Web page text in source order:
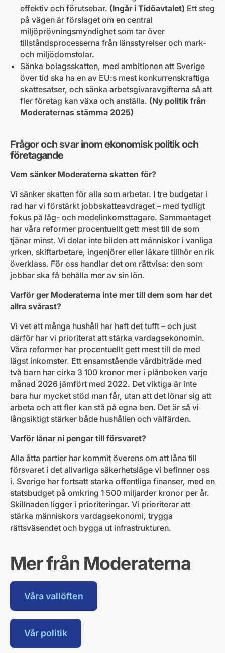
effektiv och förutsebar. (Ingår i Tidöavtalet) Ett steg
på vägen är förslaget om en central
miljöprövningsmyndighet som tar över
tillståndsprocesserna från länsstyrelser och mark-
och miljödomstolar.
Sänka bolagsskatten, med ambitionen att Sverige
över tid ska ha en av EU:s mest konkurrenskraftiga
skattesatser, och sänka arbetsgivaravgifterna så att
fler företag kan växa och anställa. (Ny politik från
Moderaternas stämma 2025)
Frågor och svar inom ekonomisk politik och
företagande
Vem sänker Moderaterna skatten för?
Vi sänker skatten för alla som arbetar. I tre budgetar i
rad har vi förstärkt jobbskatteavdraget – med tydligt
fokus på låg- och medelinkomsttagare. Sammantaget
har våra reformer procentuellt gett mest till de som
tjänar minst. Vi delar inte bilden att människor i vanliga
yrken, skiftarbetare, ingenjörer eller läkare tillhör en rik
överklass. För oss handlar det om rättvisa: den som
jobbar ska få behålla mer av sin lön.
Varför ger Moderaterna inte mer till dem som har det
allra svårast?
Vi vet att många hushåll har haft det tufft – och just
därför har vi prioriterat att stärka vardagsekonomin.
Våra reformer har procentuellt gett mest till de med
lägst inkomster. Ett ensamstående vårdbiträde med
två barn har cirka 3 100 kronor mer i plånboken varje
månad 2026 jämfört med 2022. Det viktiga är inte
bara hur mycket stöd man får, utan att det lönar sig att
arbeta och att fler kan stå på egna ben. Det är så vi
långsiktigt stärker både hushållen och välfärden.
Varför lånar ni pengar till försvaret?
Alla åtta partier har kommit överens om att låna till
försvaret i det allvarliga säkerhetsläge vi befinner oss
i. Sverige har fortsatt starka offentliga finanser, med en
statsbudget på omkring 1 500 miljarder kronor per år.
Skillnaden ligger i prioriteringar. Vi prioriterar att
stärka människors vardagsekonomi, trygga
rättsväsendet och bygga ut infrastrukturen.
Mer från Moderaterna
Våra vallöften
Vår politik